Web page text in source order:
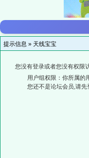
提示信息 » 天线宝宝
您没有登录或者您没有权限
用户组权限：你所属的
您还不是论坛会员,请先